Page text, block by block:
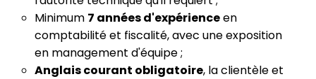
Minimum 7 années d'expérienceen
comptabilité et fiscalité, avec une exposition
en management d'équipe ;
Anglais courant obligatoire, la clientèle et